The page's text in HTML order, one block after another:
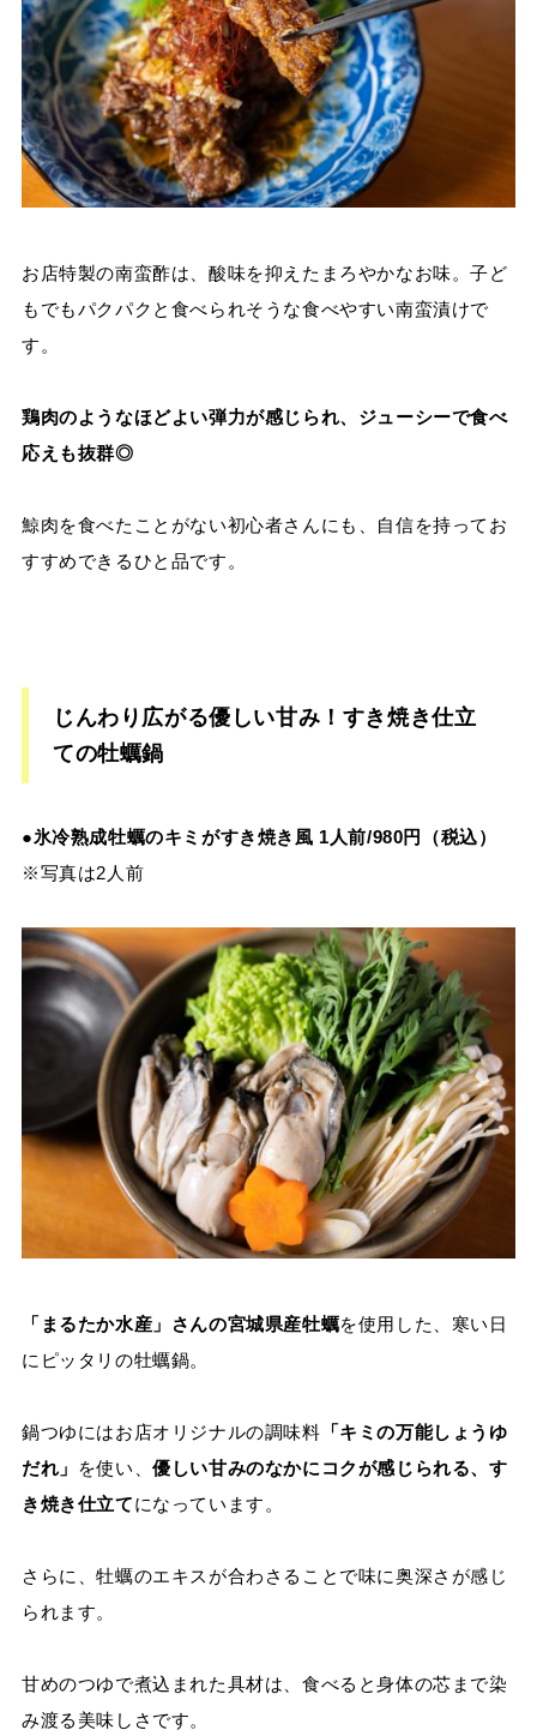
お店特製の南蛮酢は、酸味を抑えたまろやかなお味。子ど
もでもパクパクと食べられそうな食べやすい南蛮漬けで
す。
鶏肉のようなほどよい弾力が感じられ、ジューシーで食べ
応えも抜群◎
鯨肉を食べたことがない初心者さんにも、自信を持ってお
すすめできるひと品です。
じんわり広がる優しい甘み！すき焼き仕立
ての牡蠣鍋
●氷冷熟成牡蠣のキミがすき焼き風 1人前/980円（税込）
※写真は2人前
「まるたか水産」さんの宮城県産牡蠣を使用した、寒い日
にピッタリの牡蠣鍋。
鍋つゆにはお店オリジナルの調味料 「キミの万能しょうゆ
だれ」
を使い、優しい甘みのなかにコクが感じられる、す
き焼き仕立てになっています。
さらに、牡蠣のエキスが合わさることで味に奥深さが感じ
られます。
甘めのつゆで煮込まれた具材は、食べると身体の芯まで染
み渡る美味しさです。